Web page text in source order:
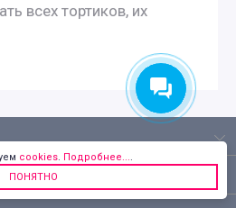
всех тортиков, их
cookies. Подробнее....
ПОНЯТНО